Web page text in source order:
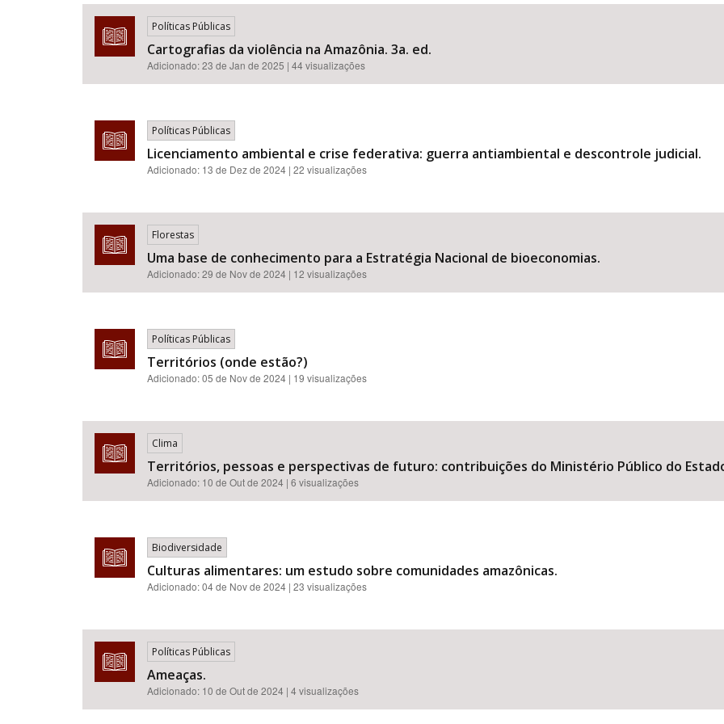
Políticas Públicas
Cartografias da violência na Amazônia. 3a. ed.
Adicionado:23 de Jan de 2025 | 44 visualizações
Políticas Públicas
Licenciamento ambiental e crise federativa: guerra antiambiental e descontrole judicial.
Adicionado: 13 de Dez de 2024 | 22 visualizações
Florestas
Uma base de conhecimento para a Estratégia Nacional de bioeconomias.
Adicionado:29 de Nov de 2024 | 12 visualizações
Políticas Públicas
Territórios (onde estão?)
Adicionado:05 de Nov de 2024 | 19 visualizações
Clima
Territórios, pessoas e perspectivas de futuro: contribuições do Ministério Público do
Adicionado: 10 de Out de 2024 | 6 visualizações
Biodiversidade
Culturas alimentares: um estudo sobre comunidades amazônicas.
Adicionado:04 de Nov de 2024 | 23 visualizações
Políticas Públicas
Ameaças.
Adicionado: 10 de Out de 2024 | 4 visualizações